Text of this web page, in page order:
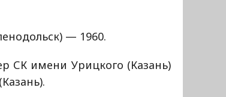
— 1960.
СК имени Урицкого (Казань)